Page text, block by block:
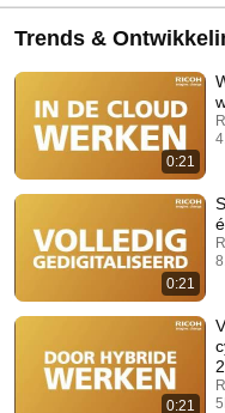
Trends &
0:21
0:21
0:21